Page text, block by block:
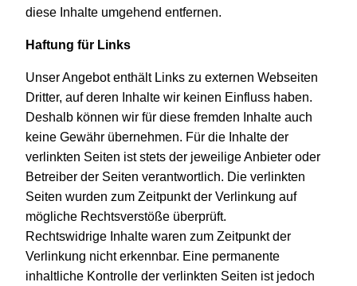
diese Inhalte umgehend entfernen.
Haftung für Links
Unser Angebot enthält Links zu externen Webseiten
Dritter, auf deren Inhalte wir keinen Einfluss haben.
Deshalb können wir für diese fremden Inhalte auch
keine Gewähr übernehmen. Für die Inhalte der
verlinkten Seiten ist stets der jeweilige Anbieter oder
Betreiber der Seiten verantwortlich. Die verlinkten
Seiten wurden zum Zeitpunkt der Verlinkung auf
mögliche Rechtsverstöße überprüft.
Rechtswidrige Inhalte waren zum Zeitpunkt der
Verlinkung nicht erkennbar. Eine permanente
inhaltliche Kontrolle der verlinkten Seiten ist jedoch